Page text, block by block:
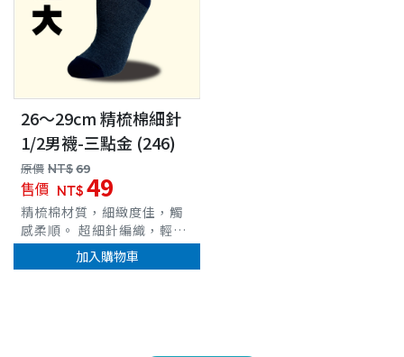
26～29cm 精梳棉細針
1/2男襪-三點金 (246)
原價 NT$69
售價 NT$ 49
精梳棉材質，細緻度佳，觸
感柔順。 超細針編織，輕薄
透氣貼合。 立體腳跟織法，
穩定腳跟位置。 超彈性羅紋
加入購物車